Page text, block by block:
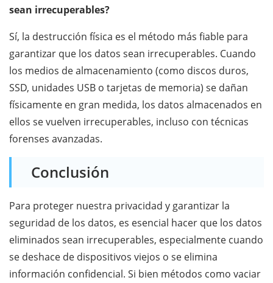
sean irrecuperables?
Sí, la destrucción física es el método más fiable para
garantizar que los datos sean irrecuperables. Cuando
los medios de almacenamiento (como discos duros,
SSD, unidades USB o tarjetas de memoria) se dañan
físicamente en gran medida, los datos almacenados en
ellos se vuelven irrecuperables, incluso con técnicas
forenses avanzadas.
Conclusión
Para proteger nuestra privacidad y garantizar la
seguridad de los datos, es esencial hacer que los datos
eliminados sean irrecuperables, especialmente cuando
se deshace de dispositivos viejos o se elimina
información confidencial. Si bien métodos como vaciar